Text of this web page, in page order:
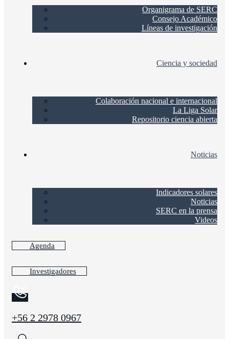
Organigrama de SERC
Consejo Académico
Líneas de investigación
Ciencia y sociedad
Colaboración nacional e internacional
La Liga Solar
Repositorio ciencia abierta
Noticias
Indicadores solares
Noticias
SERC en la prensa
Videos
Agenda
Investigadores
+56 2 2978 0967